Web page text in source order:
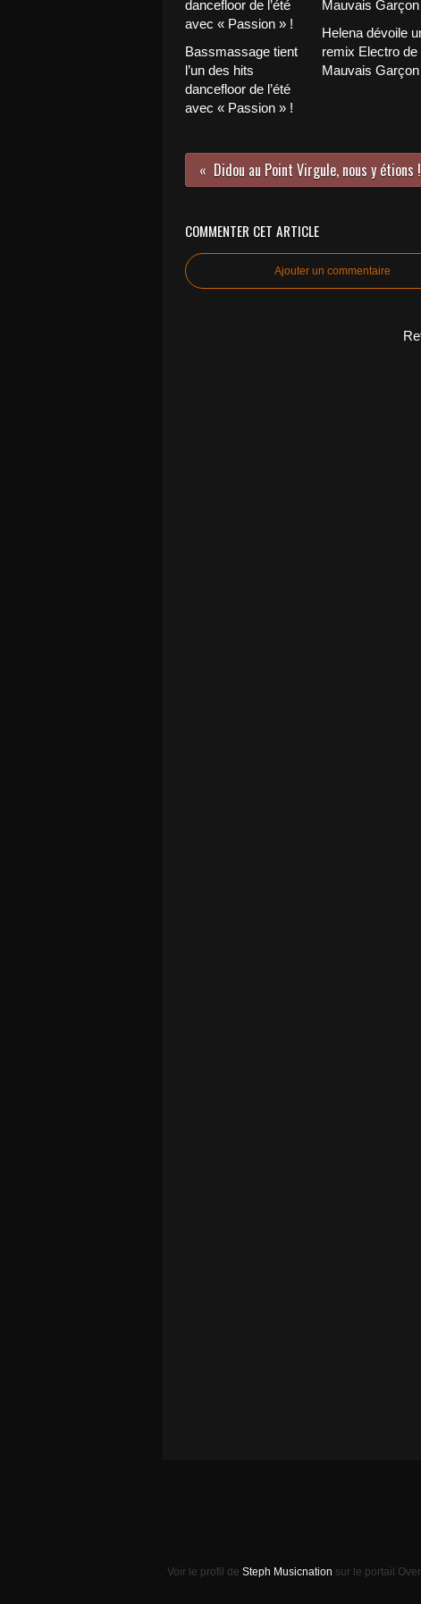
Bassmassage tient
l’un des hits
dancefloor de l’été
avec « Passion » !
Helena dévoile
remix Electro de
Mauvais Garçon
Didou au Point Virgule, nous y étions !
COMMENTER CET ARTICLE
Ajouter un commentaire
Voir le profil de Steph Musicnation sur le portail